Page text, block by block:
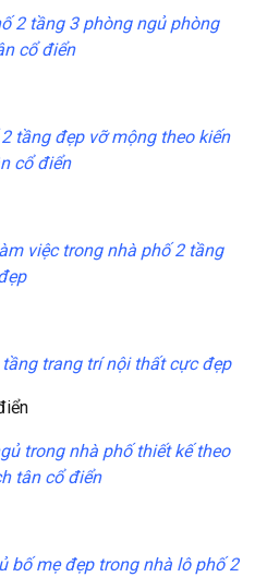
2 tầng 3 phòng ngủ phòng
cổ điển
tầng đẹp vỡ mộng theo kiến
cổ điển
việc trong nhà phố 2 tầng
trang trí nội thất cực đẹp
trong nhà phố thiết kế theo
tân cổ điển
bố mẹ đẹp trong nhà lô phố 2